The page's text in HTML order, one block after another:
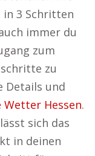
in 3 Schritten
immer du
zum
zu
Details und
Wetter Hessen.
sich das
in deinen